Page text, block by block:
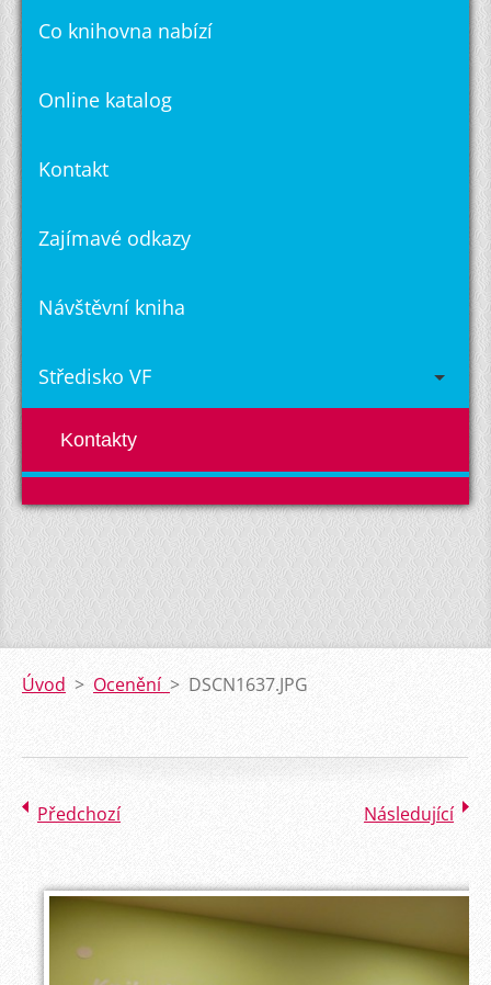
Co knihovna nabízí
Online katalog
Kontakt
Zajímavé odkazy
Návštěvní kniha
Středisko VF
Kontakty
Úvod > Ocenění > DSCN1637.JPG
Předchozí Následující